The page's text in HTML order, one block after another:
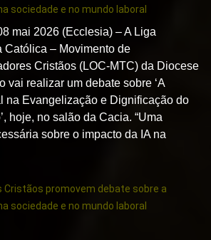
sociedade e no mundo laboral
mai 2026 (Ecclesia) – A Liga
Católica – Movimento de
Cristãos (LOC-MTC) da Diocese
vai realizar um debate sobre ‘A
na Evangelização e Dignificação do
hoje, no salão da Cacia. “Uma
sobre o impacto da IA na
Cristãos promovem debate sobre a
sociedade e no mundo laboral